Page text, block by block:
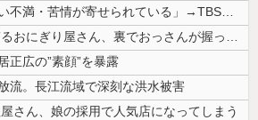
熊本県知事「報道に強い不満・苦情が寄せられている」→TBSの報道特集が...
【画像】 例の美人すぎるおにぎり屋さん、裏でおっさんが握っていたｗｗｗ...
正広の”素顔”を暴露
流。長江流域で深刻な洪水被害
さん、娘の採用で人気店になってしまう